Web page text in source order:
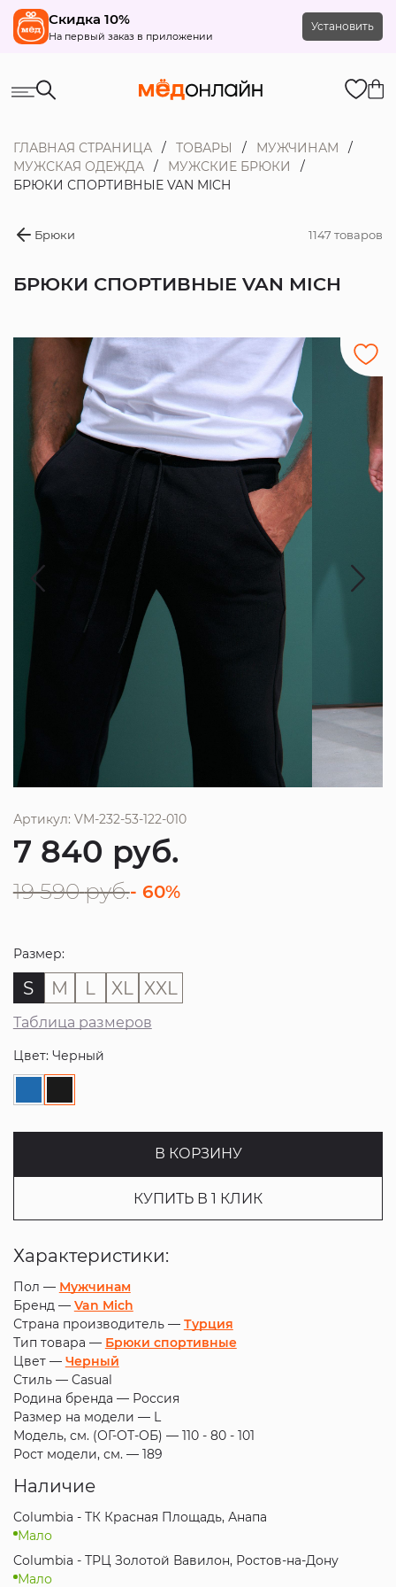
Скидка 10%
На первый заказ в приложении
Установить
ГЛАВНАЯ СТРАНИЦА ТОВАРЫ
МУЖЧИНАМ
МУЖСКАЯ ОДЕЖДА
МУЖСКИЕ БРЮКИ
БРЮКИ СПОРТИВНЫЕ VAN MICH
Брюки 1147 товаров
БРЮКИ СПОРТИВНЫЕ VAN MICH
Артикул: VM-232-53-122-010
7 840 руб.
19 590 руб.- 60%
Размер:
S M L XL XXL
Таблица размеров
Цвет: Черный
В КОРЗИНУ
КУПИТЬ В 1 КЛИК
Характеристики:
Пол — Мужчинам
Бренд — Van Mich
Страна производитель — Турция
Тип товара — Брюки спортивные
Цвет — Черный
Стиль — Casual
Родина бренда — Россия
Размер на модели — L
Модель, см. (ОГ-ОТ-ОБ) — 110 - 80 - 101
Рост модели, см. — 189
Наличие
Columbia - ТК Красная Площадь, Анапа
Мало
Columbia - ТРЦ Золотой Вавилон, Ростов-на-Дону
Мало